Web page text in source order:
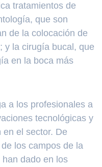
tratamientos de
que son
de la colocación de
y la cirugía bucal, que
en la boca más
a los profesionales a
tecnológicas y
el sector. De
los campos de la
dado en los